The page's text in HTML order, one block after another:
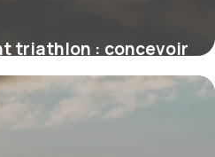
triathlon : concevoir
et progressive